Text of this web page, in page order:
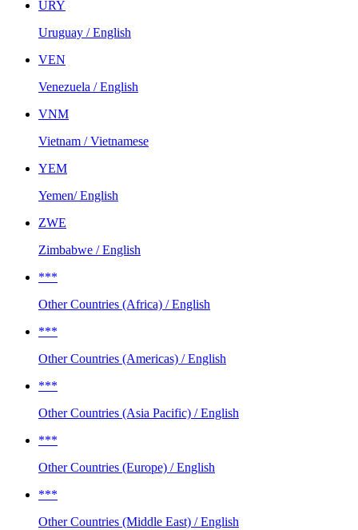
URY
Uruguay / English
VEN
Venezuela / English
VNM
Vietnam / Vietnamese
YEM
Yemen/ English
ZWE
Zimbabwe / English
***
Other Countries (Africa) / English
***
Other Countries (Americas) / English
***
Other Countries (Asia Pacific) / English
***
Other Countries (Europe) / English
***
Other Countries (Middle East) / English